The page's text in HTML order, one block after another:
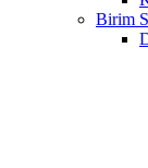
Birim